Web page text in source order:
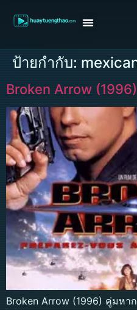
ป้ายกำกับ:
Broken Arrow
Broken Arrow (1996) คู่มห